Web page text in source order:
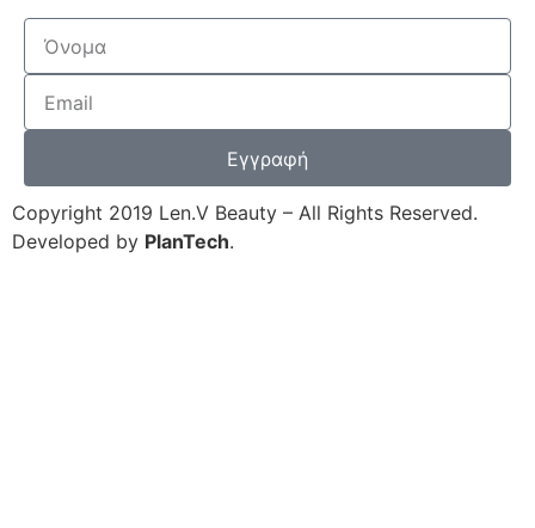
Εγγραφή
Copyright 2019 Len.V Beauty – All Rights Reserved.
Developed by PlanTech.